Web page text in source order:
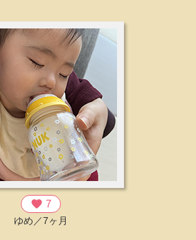
favorite 7
ゆめ／7ヶ月